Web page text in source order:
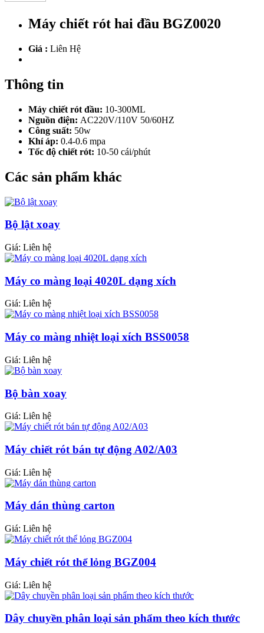
Máy chiết rót hai đầu BGZ0020
Giá : Liên Hệ
Thông tin
Máy chiết rót đầu: 10-300ML
Nguồn điện: AC220V/110V 50/60HZ
Công suất: 50w
Khí áp: 0.4-0.6 mpa
Tốc độ chiết rót: 10-50 cái/phút
Các sản phẩm khác
Bộ lật xoay
Giá: Liên hệ
Máy co màng loại 4020L dạng xích
Giá: Liên hệ
Máy co màng nhiệt loại xích BSS0058
Giá: Liên hệ
Bộ bàn xoay
Giá: Liên hệ
Máy chiết rót bán tự động A02/A03
Giá: Liên hệ
Máy dán thùng carton
Giá: Liên hệ
Máy chiết rót thể lỏng BGZ004
Giá: Liên hệ
Dây chuyền phân loại sản phẩm theo kích thước